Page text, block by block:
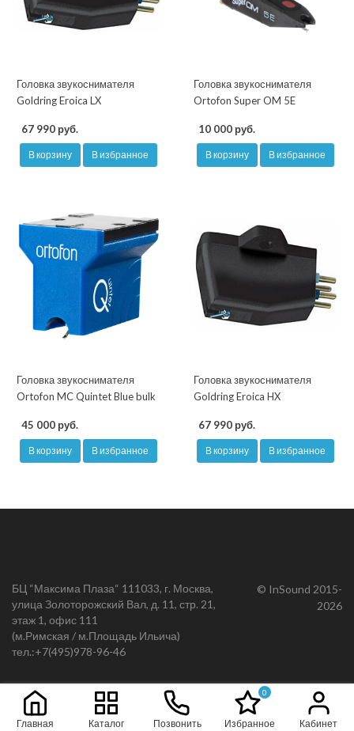
Головка звукоснимателя
Goldring Eroica LX
67 990 руб.
В корзину В избранное
Головка звукоснимателя
Ortofon Super OM 5E
10 000 руб.
В корзину В избранное
Головка звукоснимателя
Ortofon MC Quintet Blue bulk
45 000 руб.
В корзину В избранное
Головка звукоснимателя
Goldring Eroica HX
67 990 руб.
В корзину В избранное
БЦ “Максима Плаза“ 111033, г. Москва,
улица Золоторожский Вал, д. 11, стр. 21,
этаж 1, офис 111
(м.Римская / м.Площадь Ильича)
тел.:+7(495)978-96-46
© InSound 2015-
2026
Главная Каталог Позвонить Избранное
0
Кабинет